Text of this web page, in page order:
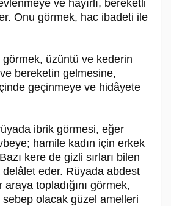
ve hayırlı, bereketli
Onu görmek, hac ibadeti ile
üzüntü ve kederin
bereketin gelmesine,
geçinmeye ve hidâyete
ibrik görmesi, eğer
hamile kadın için erkek
kere de gizli sırları bilen
eder. Rüyada abdest
topladığını görmek,
olacak güzel amelleri